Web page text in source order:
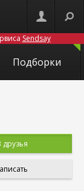
Sendsay
Подборки
друзья